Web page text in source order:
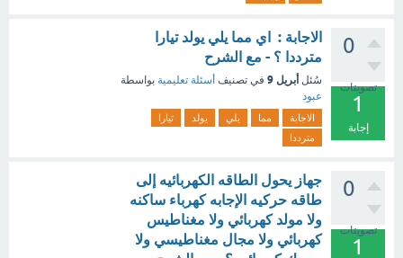
0
تصويتات
1
إجابة
الاجابة : اي مما يلي يولد تيارا
مترددا ؟ - مع الشرح
سُئل أبريل 9 في تصنيف أسئلة تعليمية بواسطة
عبود
الاجابة مما يلي يولد
تيارا
مترددا
0
تصويتات
1
جهاز يحول الطاقه الكهربائيه إلى
طاقه حركيه الإجابه كهرباء ساكنه
ولا مولد كهربائي ولا مغناطيس
كهربائي ولا مجال مغناطيسي ولا